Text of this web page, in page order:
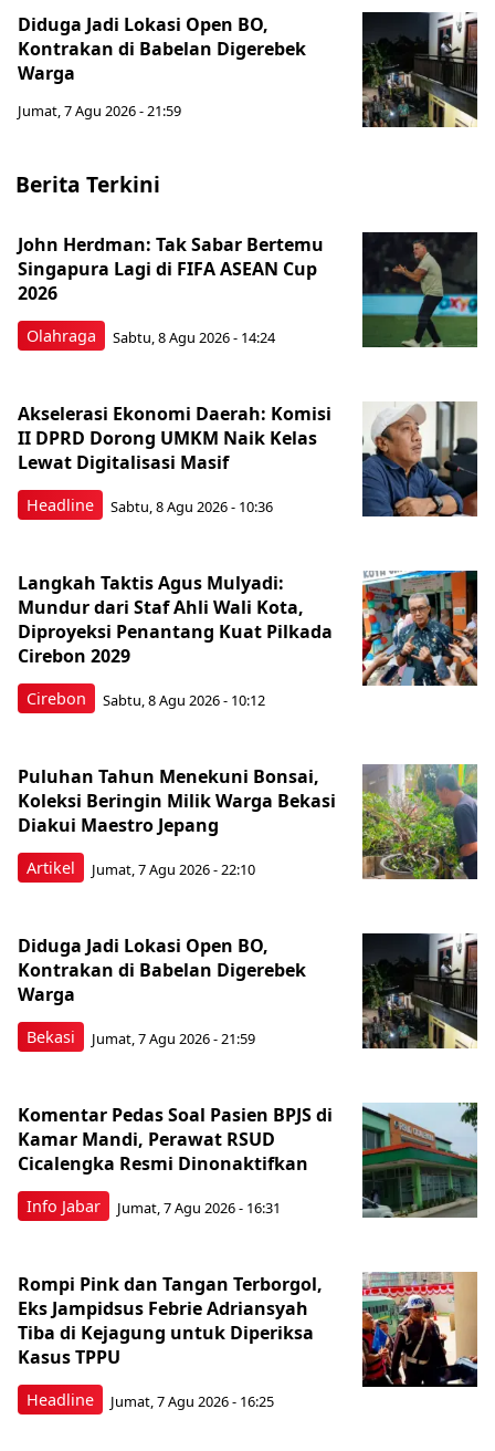
Diduga Jadi Lokasi Open BO,
Kontrakan di Babelan Digerebek
Warga
Jumat, 7 Agu 2026 - 21:59
Berita Terkini
Olahraga
John Herdman: Tak Sabar Bertemu
Singapura Lagi di FIFA ASEAN Cup
2026
Sabtu, 8 Agu 2026 - 14:24
Headline
Akselerasi Ekonomi Daerah: Komisi
II DPRD Dorong UMKM Naik Kelas
Lewat Digitalisasi Masif
Sabtu, 8 Agu 2026 - 10:36
Cirebon
Langkah Taktis Agus Mulyadi:
Mundur dari Staf Ahli Wali Kota,
Diproyeksi Penantang Kuat Pilkada
Cirebon 2029
Sabtu, 8 Agu 2026 - 10:12
Artikel
Puluhan Tahun Menekuni Bonsai,
Koleksi Beringin Milik Warga Bekasi
Diakui Maestro Jepang
Jumat, 7 Agu 2026 - 22:10
Bekasi
Diduga Jadi Lokasi Open BO,
Kontrakan di Babelan Digerebek
Warga
Jumat, 7 Agu 2026 - 21:59
Info Jabar
Komentar Pedas Soal Pasien BPJS di
Kamar Mandi, Perawat RSUD
Cicalengka Resmi Dinonaktifkan
Jumat, 7 Agu 2026 - 16:31
Headline
Rompi Pink dan Tangan Terborgol,
Eks Jampidsus Febrie Adriansyah
Tiba di Kejagung untuk Diperiksa
Kasus TPPU
Jumat, 7 Agu 2026 - 16:25